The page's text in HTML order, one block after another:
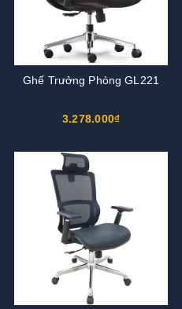
Ghế Trưởng Phòng GL221
3.278.000₫